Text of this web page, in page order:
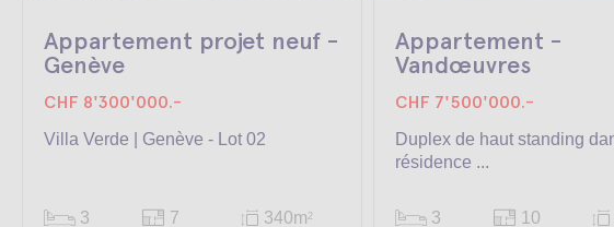
Appartement projet neuf -
Genève
CHF 8'300'000.-
Villa Verde | Genève - Lot 02
3 7 340m 2
Appartement -
Vandœuvres
CHF 7'500'000.-
Duplex de haut standing
résidence ...
3 10